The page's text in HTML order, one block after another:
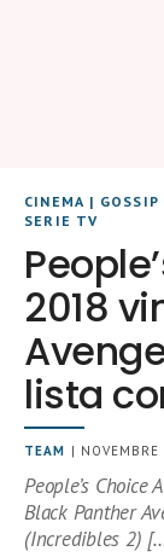
CINEMA | GOSSIP
SERIE TV
2018
lista
TEAM |
People’s
Black Panther
(Incredibles 2)